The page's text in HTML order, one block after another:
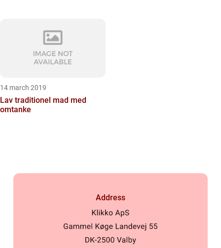
14 march 2019
Lav traditionel mad med
omtanke
Address